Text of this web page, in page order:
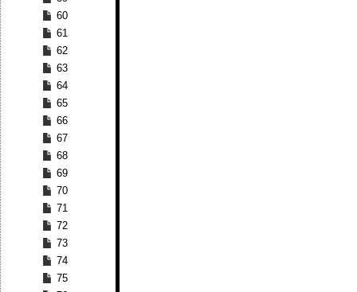
60
61
62
63
64
65
66
67
68
69
70
71
72
73
74
75